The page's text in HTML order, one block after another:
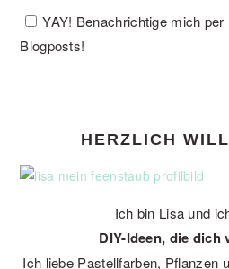
YAY! Benachrichtige mich
Blogposts!
HERZLICH
Ich bin Lisa und
DIY-Ideen, die dich
Ich liebe Pastellfarben, Pflanzen